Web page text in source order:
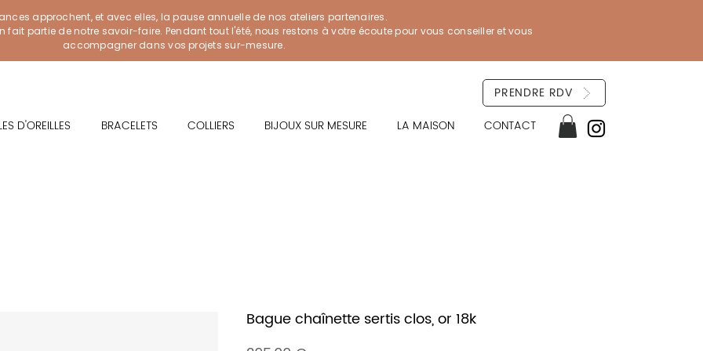
approchent, et avec elles, la pause annuelle de nos ateliers partenaires.
partie de notre savoir-faire. Pendant tout l'été, nous restons à votre écoute pour vous conseiller et vous
accompagner dans vos projets sur-mesure.
PRENDRE RDV
D'OREILLES
BRACELETS COLLIERS BIJOUX SUR MESURE LA MAISON CONTACT
Bague chaînette sertis clos, or 18k